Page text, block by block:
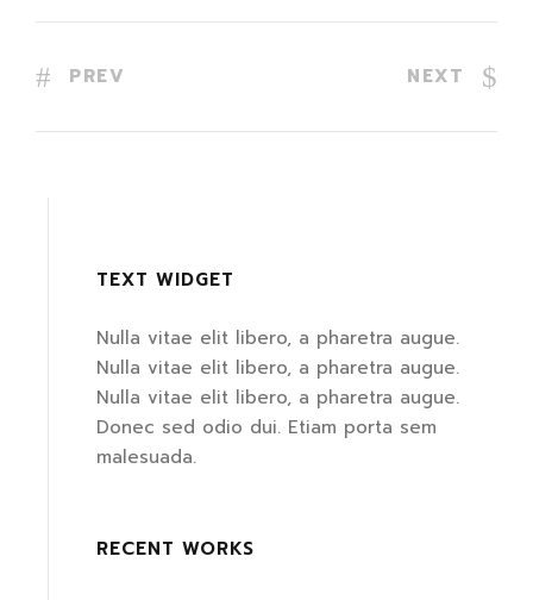
PREV NEXT
TEXT WIDGET
Nulla vitae elit libero, a pharetra augue.
Nulla vitae elit libero, a pharetra augue.
Nulla vitae elit libero, a pharetra augue.
Donec sed odio dui. Etiam porta sem
malesuada.
RECENT WORKS